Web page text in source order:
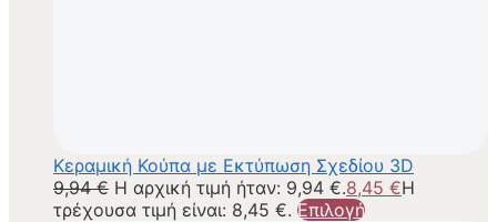
Κεραμική Κούπα με Εκτύπωση Σχεδίου 3D
9,94€ Η αρχική τιμή ήταν: 9,94 €.8,45 €Η
τρέχουσα τιμή είναι: 8,45 €. Επιλογή